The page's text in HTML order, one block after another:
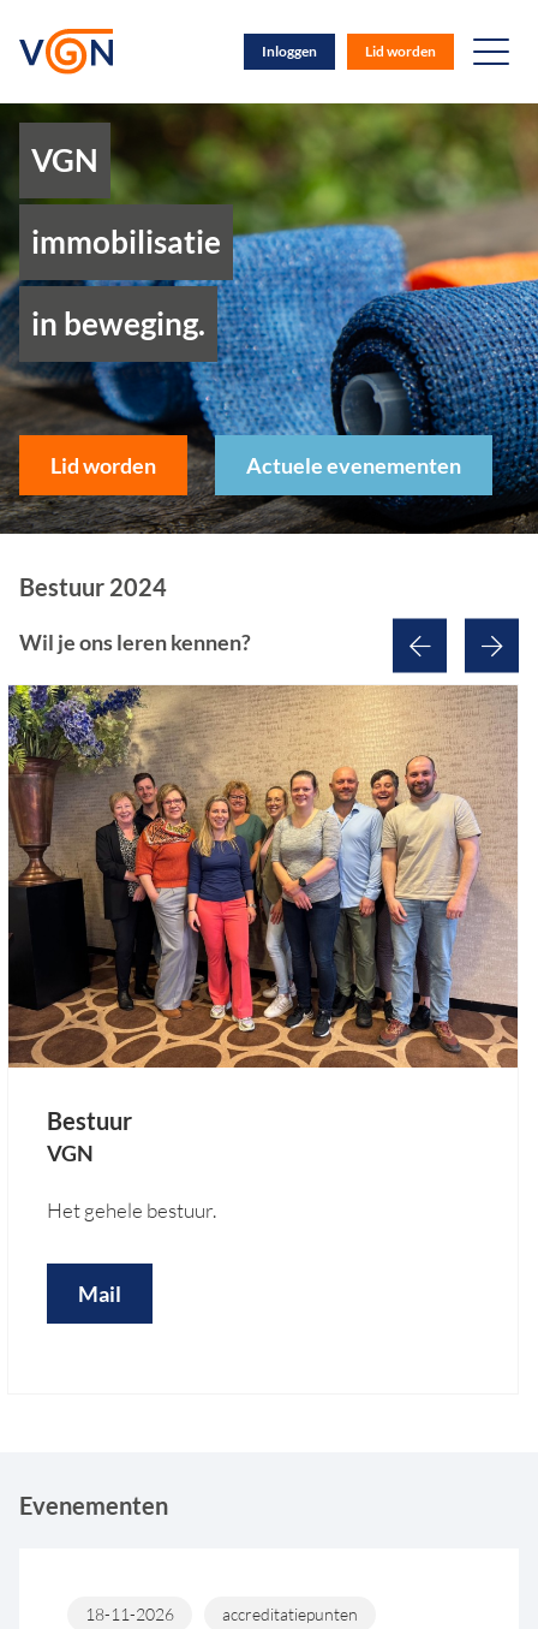
Inloggen Lid worden
VGN
immobilisatie
in beweging.
Lid worden Actuele evenementen
Bestuur 2024
Wil je ons leren kennen?
Bestuur
VGN
Het gehele bestuur.
Mail
Evenementen
18-11-2026 accreditatiepunten